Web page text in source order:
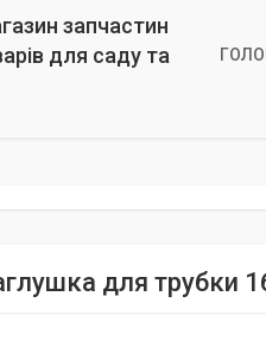
запчастин
для саду та
для трубки